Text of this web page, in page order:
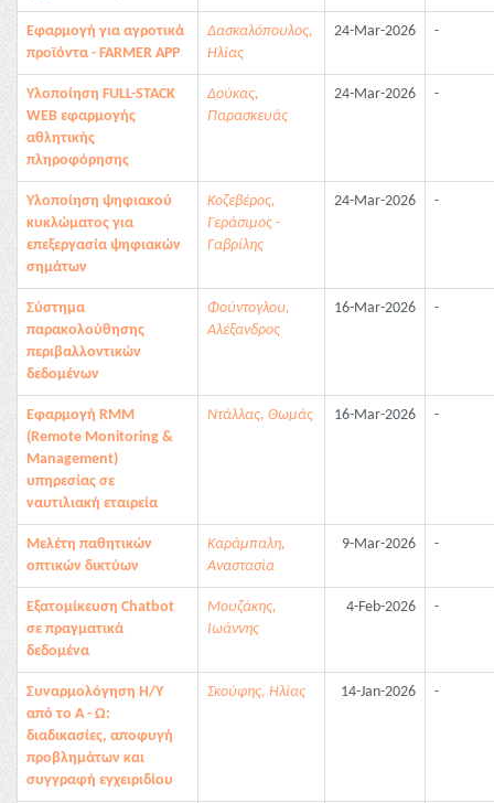
Εφαρμογή για αγροτικά
προϊόντα - FARMER APP
Δασκαλόπουλος,
Ηλίας
24-Mar-2026 -
Υλοποίηση FULL-STACK
WEB εφαρμογής
αθλητικής
πληροφόρησης
Δούκας,
Παρασκευάς
24-Mar-2026 -
Υλοποίηση ψηφιακού
κυκλώματος για
επεξεργασία ψηφιακών
σημάτων
Κοζεβέρος,
Γεράσιμος -
Γαβρίλης
24-Mar-2026 -
Σύστημα
παρακολούθησης
περιβαλλοντικών
δεδομένων
Φούντογλου,
Αλέξανδρος
16-Mar-2026 -
Εφαρμογή RMM
(Remote Monitoring &
Management)
υπηρεσίας σε
ναυτιλιακή εταιρεία
Ντάλλας, Θωμάς 16-Mar-2026 -
Μελέτη παθητικών
οπτικών δικτύων
Καράμπαλη,
Αναστασία
9-Mar-2026 -
Εξατομίκευση Chatbot
σε πραγματικά
δεδομένα
Μουζάκης,
Ιωάννης
4-Feb-2026 -
Συναρμολόγηση Η/Υ
από το Α - Ω:
διαδικασίες, αποφυγή
προβλημάτων και
συγγραφή εγχειριδίου
Σκούφης, Ηλίας 14-Jan-2026 -